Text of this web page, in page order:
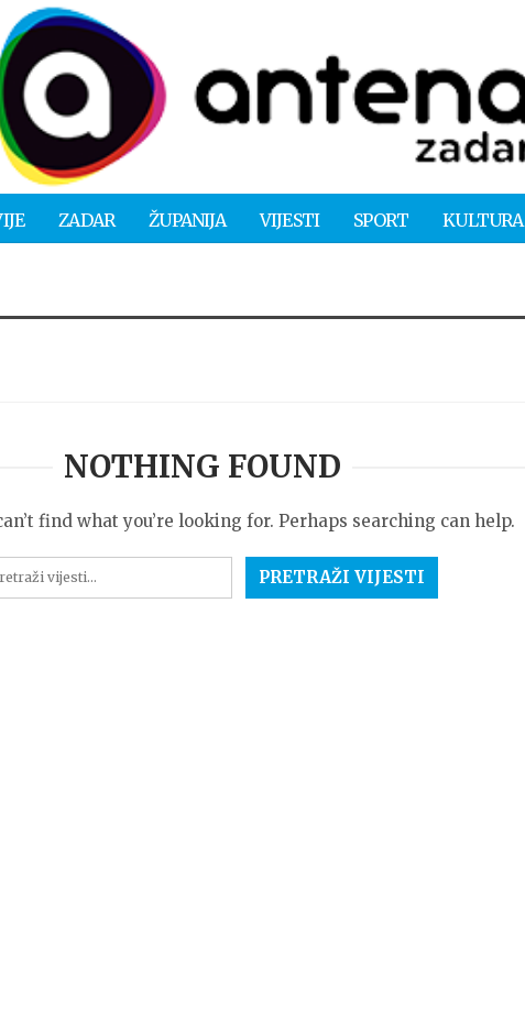
ZADAR ŽUPANIJA VIJESTI SPORT KULTURA
NOTHING FOUND
find what you’re looking for. Perhaps searching can help.